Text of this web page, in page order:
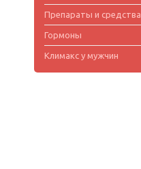
Препараты и средства
Гормоны
Климакс у мужчин